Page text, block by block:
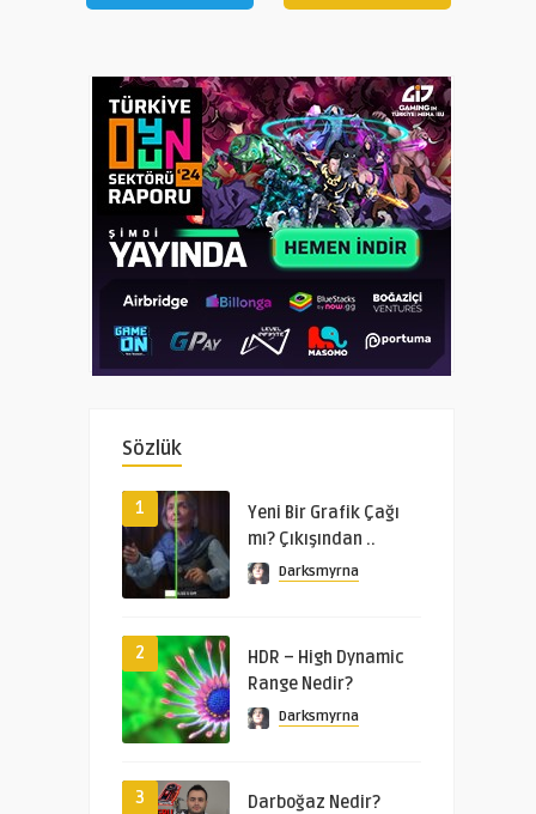
Sözlük
1
Yeni Bir Grafik Çağı
mı? Çıkışından ..
Darksmyrna
2
HDR – High Dynamic
Range Nedir?
Darksmyrna
3 Darboğaz Nedir?